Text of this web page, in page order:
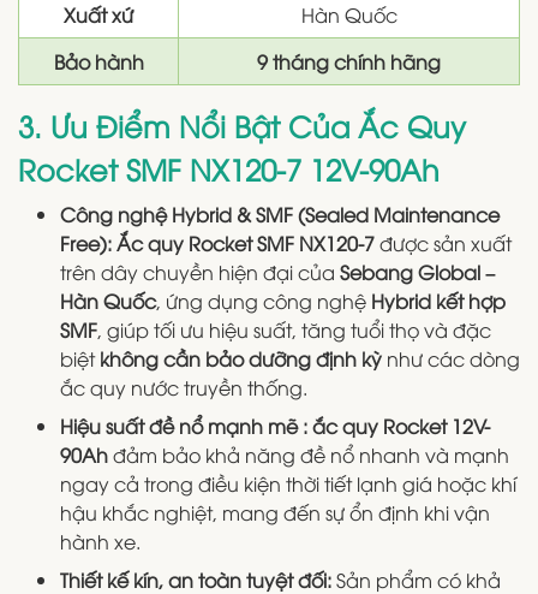
Xuất xứ
Hàn Quốc
Bảo hành
9 tháng chính hãng
3. Ưu Điểm Nổi Bật Của Ắc Quy
Rocket SMF NX120-7 12V-90Ah
Công nghệ Hybrid & SMF (Sealed Maintenance
Free): Ắc quy Rocket SMF NX120-7được sản xuất
trên dây chuyền hiện đại của Sebang Global –
Hàn Quốc, ứng dụng công nghệ Hybrid kết hợp
SMF, giúp tối ưu hiệu suất, tăng tuổi thọ và đặc
biệtkhông cần bảo dưỡng định kỳ như các dòng
ắc quy nước truyền thống.
Hiệu suất đề nổ mạnh mẽ :ắc quy Rocket 12V-
90Ahđảm bảo khả năng đề nổ nhanh và mạnh
ngay cả trong điều kiện thời tiết lạnh giá hoặc khí
hậu khắc nghiệt, mang đến sự ổn định khi vận
hành xe.
Thiết kế kín, an toàn tuyệt đối:Sản phẩm có khả